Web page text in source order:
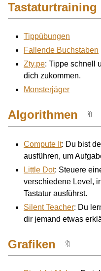
Tastaturtraining
Tippübungen
Fallende Buchstaben
Zty.pe: Tippe schnell
dich zukommen.
Monsterjäger
Algorithmen 🔖
Compute It: Du bist
ausführen, um
Little Dot: Steuere
verschiedene Level,
Tastatur ausführst.
Silent Teacher: Du
dir jemand etwas
Grafiken 🔖